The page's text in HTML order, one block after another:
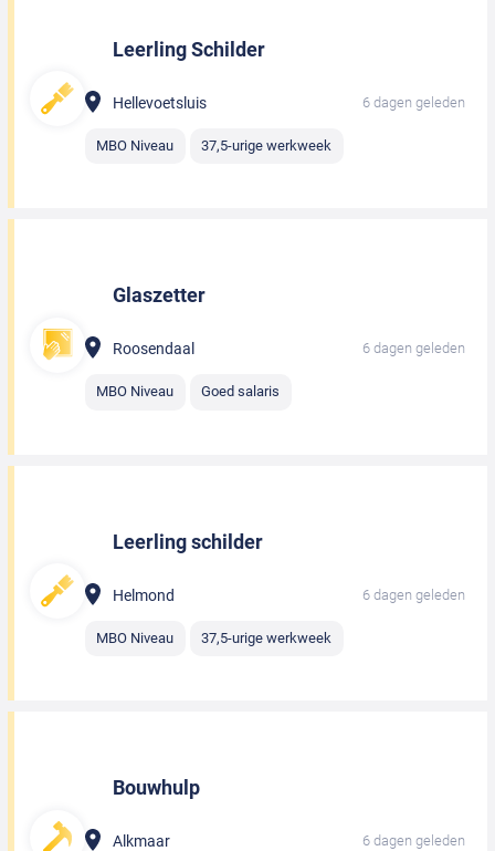
Leerling Schilder
Hellevoetsluis 6 dagen geleden
MBO Niveau 37,5-urige werkweek
Glaszetter
Roosendaal 6 dagen geleden
MBO Niveau Goed salaris
Leerling schilder
Helmond 6 dagen geleden
MBO Niveau 37,5-urige werkweek
Bouwhulp
Alkmaar 6 dagen geleden